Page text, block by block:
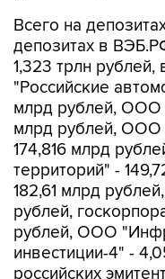
Всего на
депозитах в
1,323 трлн рублей,
"Российские
млрд рублей, ООО
млрд рублей, ООО
174,816 млрд
территорий" -
182,61 млрд
рублей,
рублей, ООО
инвестиции-4" -
российских